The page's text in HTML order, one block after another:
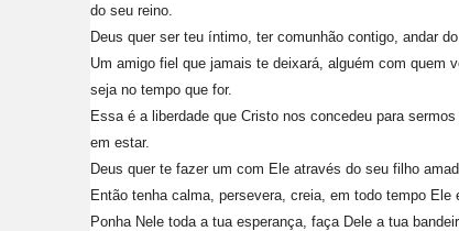
do seu reino.
Deus quer ser teu íntimo, ter comunhão contigo, andar
Um amigo fiel que jamais te deixará, alguém com quem
seja no tempo que for.
Essa é a liberdade que Cristo nos concedeu para
em estar.
Deus quer te fazer um com Ele através do seu filho
Então tenha calma, persevera, creia, em todo tempo
Ponha Nele toda a tua esperança, faça Dele a tua